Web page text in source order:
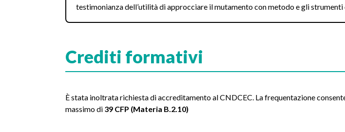
testimonianza dell’utilità di approcciare il mutamento con metodo e gli
Crediti formativi
È stata inoltrata richiesta di accreditamento al CNDCEC. La frequentazione
massimo di 39 CFP (Materia B.2.10)